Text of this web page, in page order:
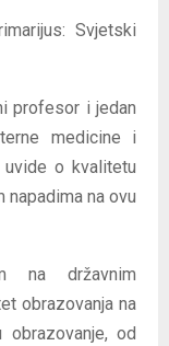
Svjetski
profesor i jedan
medicine i
o kvalitetu
napadima na ovu
na državnim
obrazovanja na
obrazovanje, od